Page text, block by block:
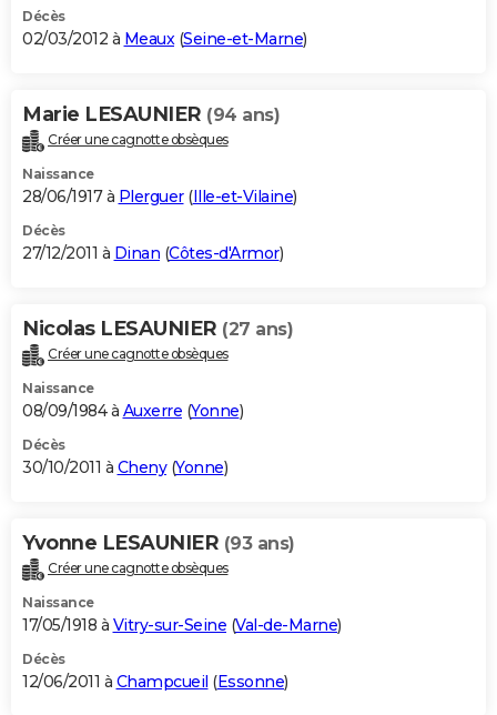
Décès
02/03/2012 à Meaux(Seine-et-Marne)
Marie LESAUNIER (94 ans)
Créer une cagnotte obsèques
Naissance
28/06/1917 à Plerguer(Ille-et-Vilaine)
Décès
27/12/2011 à Dinan (Côtes-d'Armor)
Nicolas LESAUNIER (27 ans)
Créer une cagnotte obsèques
Naissance
08/09/1984 à Auxerre (Yonne)
Décès
30/10/2011 à Cheny(Yonne)
Yvonne LESAUNIER (93 ans)
Créer une cagnotte obsèques
Naissance
17/05/1918 à Vitry-sur-Seine (Val-de-Marne)
Décès
12/06/2011 à Champcueil (Essonne)